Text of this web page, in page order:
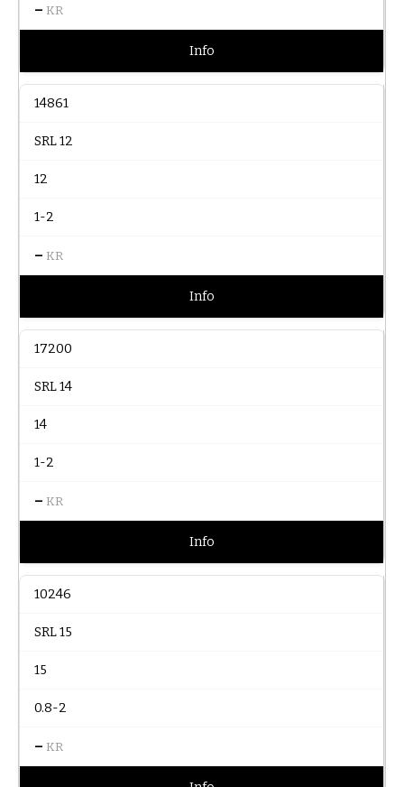
– KR
Info
14861
SRL 12
12
1-2
– KR
Info
17200
SRL 14
14
1-2
– KR
Info
10246
SRL 15
15
0.8-2
– KR